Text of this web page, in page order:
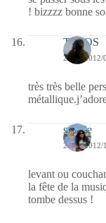
! bizzzz bonne
TELOS
22/06/2012/
très très belle
sophie
21/06/2012/
levant ou
la fête de la
tombe dessus !